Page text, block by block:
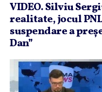
VIDEO. Silviu
realitate, jocul
suspendare a
Dan”